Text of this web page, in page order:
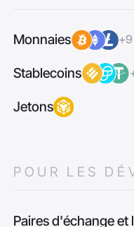
Monnaies +9
Stablecoins
Jetons
POUR LES
Paires d'échange et